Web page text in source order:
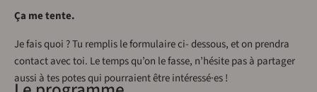
Ça me tente.
Je fais quoi ? Tu remplis le formulaire ci- dessous, et on prendra
contact avec toi. Le temps qu’on le fasse, n’hésite pas à partager
aussi à tes potes qui pourraient être intéressé·es !